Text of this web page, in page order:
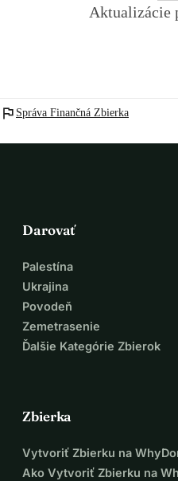
Aktualizácie
flag Správa Finančná Zbierka
Darovať
Palestína
Ukrajina
Povodeň
Zemetrasenie
Ďalšie Kategórie Zbierok
Zbierka
Vytvoriť Zbierku na
Ako Vytvoriť Zbierku na